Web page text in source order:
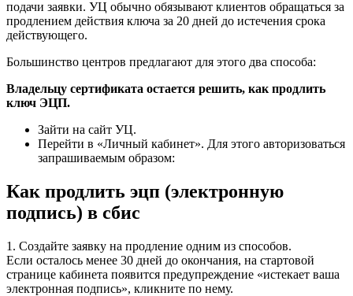
подачи заявки. УЦ обычно обязывают клиентов обращаться за
продлением действия ключа за 20 дней до истечения срока
действующего.
Большинство центров предлагают для этого два способа:
Владельцу сертификата остается решить, как продлить
ключ ЭЦП.
Зайти на сайт УЦ.
Перейти в «Личный кабинет». Для этого авторизоваться
запрашиваемым образом:
Как продлить эцп (электронную
подпись) в сбис
1. Создайте заявку на продление одним из способов.
Если осталось менее 30 дней до окончания, на стартовой
странице кабинета появится предупреждение «истекает ваша
электронная подпись», кликните по нему.